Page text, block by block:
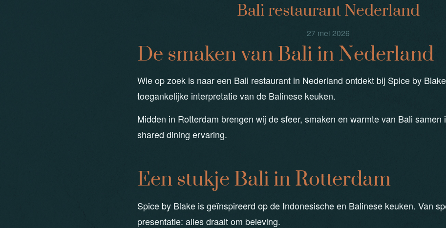
Bali restaurant Nederland
27 mei 2026
De smaken van Bali in Nederland
Wie op zoek is naar een Bali restaurant in Nederland ontdekt bij Spice by
toegankelijke interpretatie van de Balinese keuken.
Midden in Rotterdam brengen wij de sfeer, smaken en warmte van Bali samen
shared dining ervaring.
Een stukje Bali in Rotterdam
Spice by Blake is geïnspireerd op de Indonesische en Balinese keuken. Van
presentatie: alles draait om beleving.